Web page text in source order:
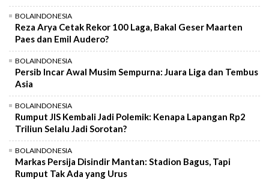
BOLAINDONESIA
Reza Arya Cetak Rekor 100 Laga, Bakal Geser Maarten
Paes dan Emil Audero?
BOLAINDONESIA
Persib Incar Awal Musim Sempurna: Juara Liga dan Tembus
Asia
BOLAINDONESIA
Rumput JIS Kembali Jadi Polemik: Kenapa Lapangan Rp2
Triliun Selalu Jadi Sorotan?
BOLAINDONESIA
Markas Persija Disindir Mantan: Stadion Bagus, Tapi
Rumput Tak Ada yang Urus